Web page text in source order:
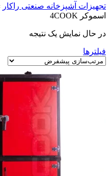
تجهیزات آشپزخانه صنعتی راکار
اسموکر 4COOK
در حال نمایش یک نتیجه
فیلترها